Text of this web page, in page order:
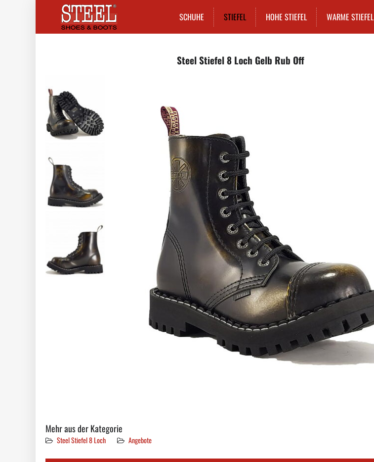
SCHUHE STIEFEL HOHE STIEFEL WARME STIEFEL
Steel Stiefel 8 Loch Gelb Rub Off
Mehr aus der Kategorie
Steel Stiefel 8 Loch Angebote